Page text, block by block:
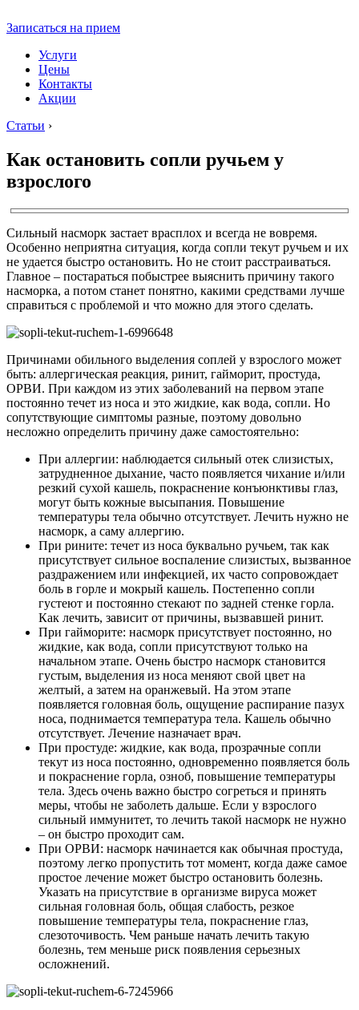
Записаться на прием
Услуги
Цены
Контакты
Акции
Статьи ›
Как остановить сопли ручьем у
взрослого
Сильный насморк застает врасплох и всегда не вовремя.
Особенно неприятна ситуация, когда сопли текут ручьем и их
не удается быстро остановить. Но не стоит расстраиваться.
Главное – постараться побыстрее выяснить причину такого
насморка, а потом станет понятно, какими средствами лучше
справиться с проблемой и что можно для этого сделать.
Причинами обильного выделения соплей у взрослого может
быть: аллергическая реакция, ринит, гайморит, простуда,
ОРВИ. При каждом из этих заболеваний на первом этапе
постоянно течет из носа и это жидкие, как вода, сопли. Но
сопутствующие симптомы разные, поэтому довольно
несложно определить причину даже самостоятельно:
При аллергии: наблюдается сильный отек слизистых,
затрудненное дыхание, часто появляется чихание и/или
резкий сухой кашель, покраснение конъюнктивы глаз,
могут быть кожные высыпания. Повышение
температуры тела обычно отсутствует. Лечить нужно не
насморк, а саму аллергию.
При рините: течет из носа буквально ручьем, так как
присутствует сильное воспаление слизистых, вызванное
раздражением или инфекцией, их часто сопровождает
боль в горле и мокрый кашель. Постепенно сопли
густеют и постоянно стекают по задней стенке горла.
Как лечить, зависит от причины, вызвавшей ринит.
При гайморите: насморк присутствует постоянно, но
жидкие, как вода, сопли присутствуют только на
начальном этапе. Очень быстро насморк становится
густым, выделения из носа меняют свой цвет на
желтый, а затем на оранжевый. На этом этапе
появляется головная боль, ощущение распирание пазух
носа, поднимается температура тела. Кашель обычно
отсутствует. Лечение назначает врач.
При простуде: жидкие, как вода, прозрачные сопли
текут из носа постоянно, одновременно появляется боль
и покраснение горла, озноб, повышение температуры
тела. Здесь очень важно быстро согреться и принять
меры, чтобы не заболеть дальше. Если у взрослого
сильный иммунитет, то лечить такой насморк не нужно
– он быстро проходит сам.
При ОРВИ: насморк начинается как обычная простуда,
поэтому легко пропустить тот момент, когда даже самое
простое лечение может быстро остановить болезнь.
Указать на присутствие в организме вируса может
сильная головная боль, общая слабость, резкое
повышение температуры тела, покраснение глаз,
слезоточивость. Чем раньше начать лечить такую
болезнь, тем меньше риск появления серьезных
осложнений.